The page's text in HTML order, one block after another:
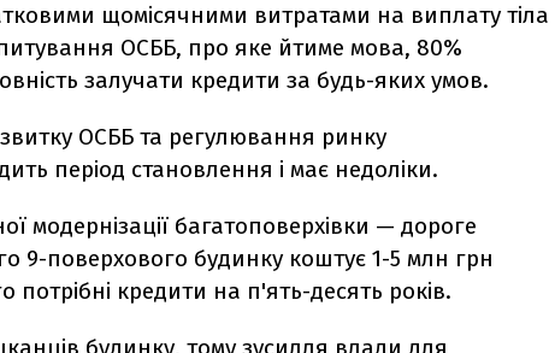
щомісячними витратами на виплату тіла
ОСББ, про яке йтиме мова, 80%
залучати кредити за будь-яких умов.
ОСББ та регулювання ринку
період становлення і має недоліки.
модернізації багатоповерхівки — дороге
9-поверхового будинку коштує 1-5 млн грн
потрібні кредити на п'ять-десять років.